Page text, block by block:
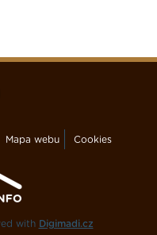
Mapa webu Cookies
with Digimadi.cz